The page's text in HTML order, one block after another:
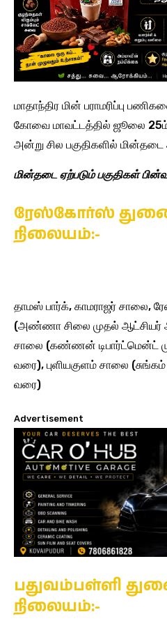
மாதாந்திர மின் பராமரிப்பு
கோவை மாவட்டத்தில் ஜூலை
அன்று சில பகுதிகளில் மின்தடை
மின்தடை ஏற்படும் பகுதிகள்
ரேஸ்கோர்ஸ்
நிலையம்:-
தாமஸ் பார்க், காமராஜர் சாலை,
(அண்ணா சிலை முதல் ஆட்சியர்
சாலை (கண்ணன் டிபார்ட்மென்ட்
வரை), புளியகுளம் சாலை
வரை)
Advertisement
பதுவம்பள்ளி
நிலையம்:-